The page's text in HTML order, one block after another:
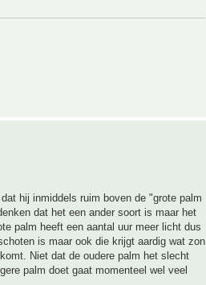
hij inmiddels ruim boven de "grote palm
dat het een ander soort is maar het
palm heeft een aantal uur meer licht dus
is maar ook die krijgt aardig wat zon
Niet dat de oudere palm het slecht
palm doet gaat momenteel wel veel